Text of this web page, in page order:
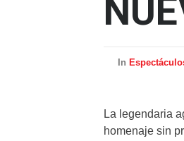
In
La legendaria
homenaje sin